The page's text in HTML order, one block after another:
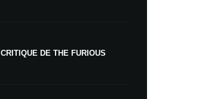
CRITIQUE DE THE FURIOUS